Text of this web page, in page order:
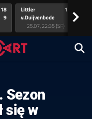
18
9
Littler
v.Duijvenbode
17
25.07, 22:35 (SF)
>
Sezon
się w